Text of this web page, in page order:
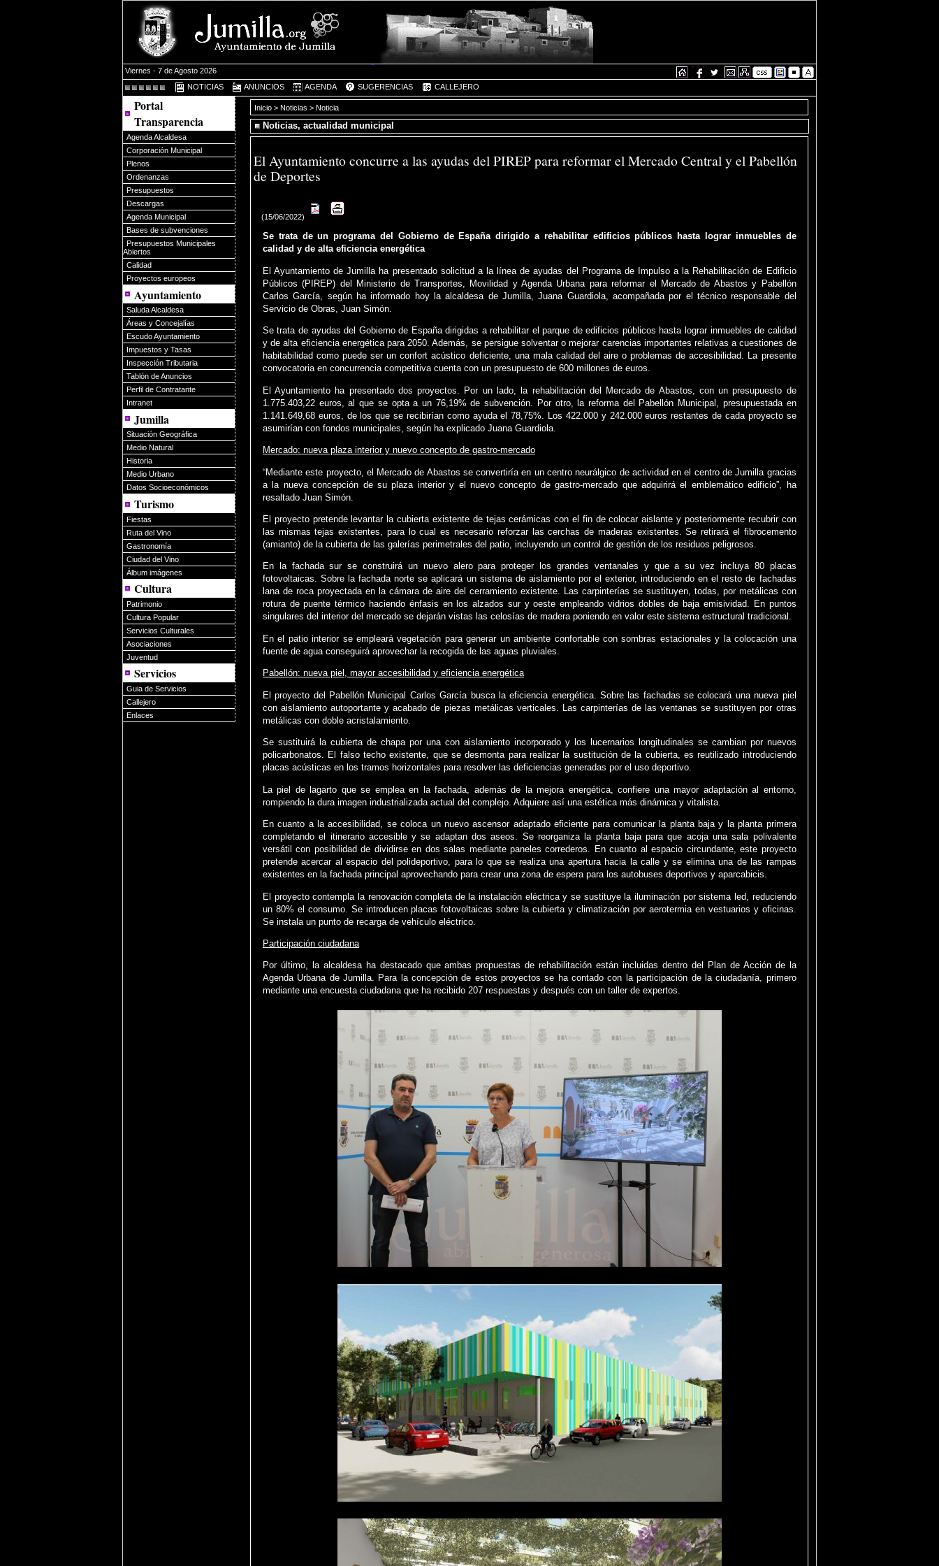
Viernes - 7 de Agosto 2026
NOTICIAS
ANUNCIOS AGENDA SUGERENCIAS CALLEJERO
Portal
Transparencia
Agenda Alcaldesa
Corporación Municipal
Plenos
Ordenanzas
Presupuestos
Descargas
Agenda Municipal
Bases de subvenciones
Presupuestos Municipales
Abiertos
Calidad
Proyectos europeos
Ayuntamiento
Saluda Alcaldesa
Áreas y Concejalías
Escudo Ayuntamiento
Impuestos y Tasas
Inspección Tributaria
Tablón de Anuncios
Perfil de Contratante
Intranet
Jumilla
Situación Geográfica
Medio Natural
Historia
Medio Urbano
Datos Socioeconómicos
Turismo
Fiestas
Ruta del Vino
Gastronomía
Ciudad del Vino
Álbum imágenes
Cultura
Patrimonio
Cultura Popular
Servicios Culturales
Asociaciones
Juventud
Servicios
Guia de Servicios
Callejero
Enlaces
Inicio > Noticias > Noticia
Noticias, actualidad municipal
El Ayuntamiento concurre a las ayudas del PIREP para reformar el Mercado Central y el Pabellón
de Deportes
(15/06/2022)
Se trata de un programa del Gobierno de España dirigido a rehabilitar edificios públicos hasta lograr inmuebles de
calidad y de alta eficiencia energética
El Ayuntamiento de Jumilla ha presentado solicitud a la línea de ayudas del Programa de Impulso a la Rehabilitación de Edificio
Públicos (PIREP) del Ministerio de Transportes, Movilidad y Agenda Urbana para reformar el Mercado de Abastos y Pabellón
Carlos García, según ha informado hoy la alcaldesa de Jumilla, Juana Guardiola, acompañada por el técnico responsable del
Servicio de Obras, Juan Simón.
Se trata de ayudas del Gobierno de España dirigidas a rehabilitar el parque de edificios públicos hasta lograr inmuebles de calidad
y de alta eficiencia energética para 2050. Además, se persigue solventar o mejorar carencias importantes relativas a cuestiones de
habitabilidad como puede ser un confort acústico deficiente, una mala calidad del aire o problemas de accesibilidad. La presente
convocatoria en concurrencia competitiva cuenta con un presupuesto de 600 millones de euros.
El Ayuntamiento ha presentado dos proyectos. Por un lado, la rehabilitación del Mercado de Abastos, con un presupuesto de
1.775.403,22 euros, al que se opta a un 76,19% de subvención. Por otro, la reforma del Pabellón Municipal, presupuestada en
1.141.649,68 euros, de los que se recibirían como ayuda el 78,75%. Los 422.000 y 242.000 euros restantes de cada proyecto se
asumirían con fondos municipales, según ha explicado Juana Guardiola.
Mercado: nueva plaza interior y nuevo concepto de gastro-mercado
“Mediante este proyecto, el Mercado de Abastos se convertiría en un centro neurálgico de actividad en el centro de Jumilla gracias
a la nueva concepción de su plaza interior y el nuevo concepto de gastro-mercado que adquirirá el emblemático edificio”, ha
resaltado Juan Simón.
El proyecto pretende levantar la cubierta existente de tejas cerámicas con el fin de colocar aislante y posteriormente recubrir con
las mismas tejas existentes, para lo cual es necesario reforzar las cerchas de maderas existentes. Se retirará el fibrocemento
(amianto) de la cubierta de las galerías perimetrales del patio, incluyendo un control de gestión de los residuos peligrosos.
En la fachada sur se construirá un nuevo alero para proteger los grandes ventanales y que a su vez incluya 80 placas
fotovoltaicas. Sobre la fachada norte se aplicará un sistema de aislamiento por el exterior, introduciendo en el resto de fachadas
lana de roca proyectada en la cámara de aire del cerramiento existente. Las carpinterías se sustituyen, todas, por metálicas con
rotura de puente térmico haciendo énfasis en los alzados sur y oeste empleando vidrios dobles de baja emisividad. En puntos
singulares del interior del mercado se dejarán vistas las celosías de madera poniendo en valor este sistema estructural tradicional.
En el patio interior se empleará vegetación para generar un ambiente confortable con sombras estacionales y la colocación una
fuente de agua conseguirá aprovechar la recogida de las aguas pluviales.
Pabellón: nueva piel, mayor accesibilidad y eficiencia energética
El proyecto del Pabellón Municipal Carlos García busca la eficiencia energética. Sobre las fachadas se colocará una nueva piel
con aislamiento autoportante y acabado de piezas metálicas verticales. Las carpinterías de las ventanas se sustituyen por otras
metálicas con doble acristalamiento.
Se sustituirá la cubierta de chapa por una con aislamiento incorporado y los lucernarios longitudinales se cambian por nuevos
policarbonatos. El falso techo existente, que se desmonta para realizar la sustitución de la cubierta, es reutilizado introduciendo
placas acústicas en los tramos horizontales para resolver las deficiencias generadas por el uso deportivo.
La piel de lagarto que se emplea en la fachada, además de la mejora energética, confiere una mayor adaptación al entorno,
rompiendo la dura imagen industrializada actual del complejo. Adquiere así una estética más dinámica y vitalista.
En cuanto a la accesibilidad, se coloca un nuevo ascensor adaptado eficiente para comunicar la planta baja y la planta primera
completando el itinerario accesible y se adaptan dos aseos. Se reorganiza la planta baja para que acoja una sala polivalente
versátil con posibilidad de dividirse en dos salas mediante paneles correderos. En cuanto al espacio circundante, este proyecto
pretende acercar al espacio del polideportivo, para lo que se realiza una apertura hacia la calle y se elimina una de las rampas
existentes en la fachada principal aprovechando para crear una zona de espera para los autobuses deportivos y aparcabicis.
El proyecto contempla la renovación completa de la instalación eléctrica y se sustituye la iluminación por sistema led, reduciendo
un 80% el consumo. Se introducen placas fotovoltaicas sobre la cubierta y climatización por aerotermia en vestuarios y oficinas.
Se instala un punto de recarga de vehículo eléctrico.
Participación ciudadana
Por último, la alcaldesa ha destacado que ambas propuestas de rehabilitación están incluidas dentro del Plan de Acción de la
Agenda Urbana de Jumilla. Para la concepción de estos proyectos se ha contado con la participación de la ciudadanía, primero
mediante una encuesta ciudadana que ha recibido 207 respuestas y después con un taller de expertos.